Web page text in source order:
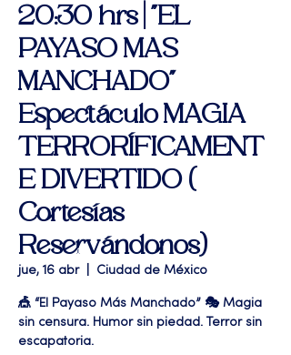
20:30 hrs | "EL
PAYASO MAS
MANCHADO"
Espectáculo MAGIA
TERRORÍFICAMENT
E DIVERTIDO (
Cortesías
Reservándonos)
jue, 16 abr
  |
Ciudad de México
🎪 “El Payaso Más Manchado” 🎭 Magia
sin censura. Humor sin piedad. Terror sin
escapatoria.